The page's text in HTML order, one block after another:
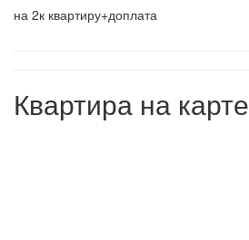
на 2к квартиру+доплата
Квартира на карте